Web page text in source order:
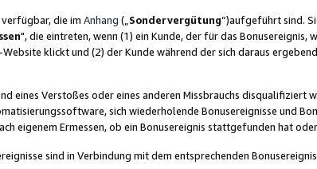
die im Anhang („ Sondervergütung“)aufgeführt sind.
", die eintreten, wenn (1) ein Kunde, der für das Bonusereignis,
klickt und (2) der Kunde während der sich daraus
eines Verstoßes oder eines anderen Missbrauchs disqualifiziert
sich wiederholende Bonusereignisse und
eigenem Ermessen, ob ein Bonusereignis stattgefunden hat
sind in Verbindung mit dem entsprechenden